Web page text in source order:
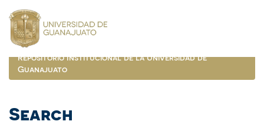
navigation
Repositorio Institucional de la Universidad de
Guanajuato
Search